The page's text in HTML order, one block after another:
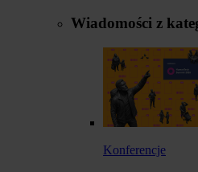
Wiadomości z
Konferencje